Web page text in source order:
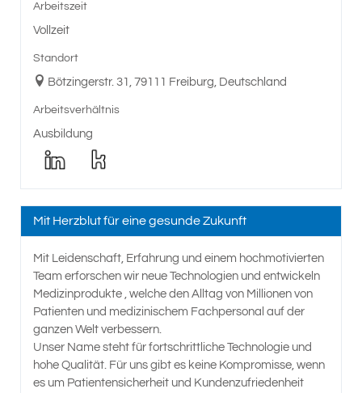
Arbeitszeit
Vollzeit
Standort
Bötzingerstr. 31, 79111 Freiburg, Deutschland
Arbeitsverhältnis
Ausbildung
Mit Herzblut für eine gesunde Zukunft
Mit Leidenschaft, Erfahrung und einem hochmotivierten
Team erforschen wir neue Technologien und entwickeln
Medizinprodukte , welche den Alltag von Millionen von
Patienten und medizinischem Fachpersonal auf der
ganzen Welt verbessern.
Unser Name steht für fortschrittliche Technologie und
hohe Qualität. Für uns gibt es keine Kompromisse, wenn
es um Patientensicherheit und Kundenzufriedenheit